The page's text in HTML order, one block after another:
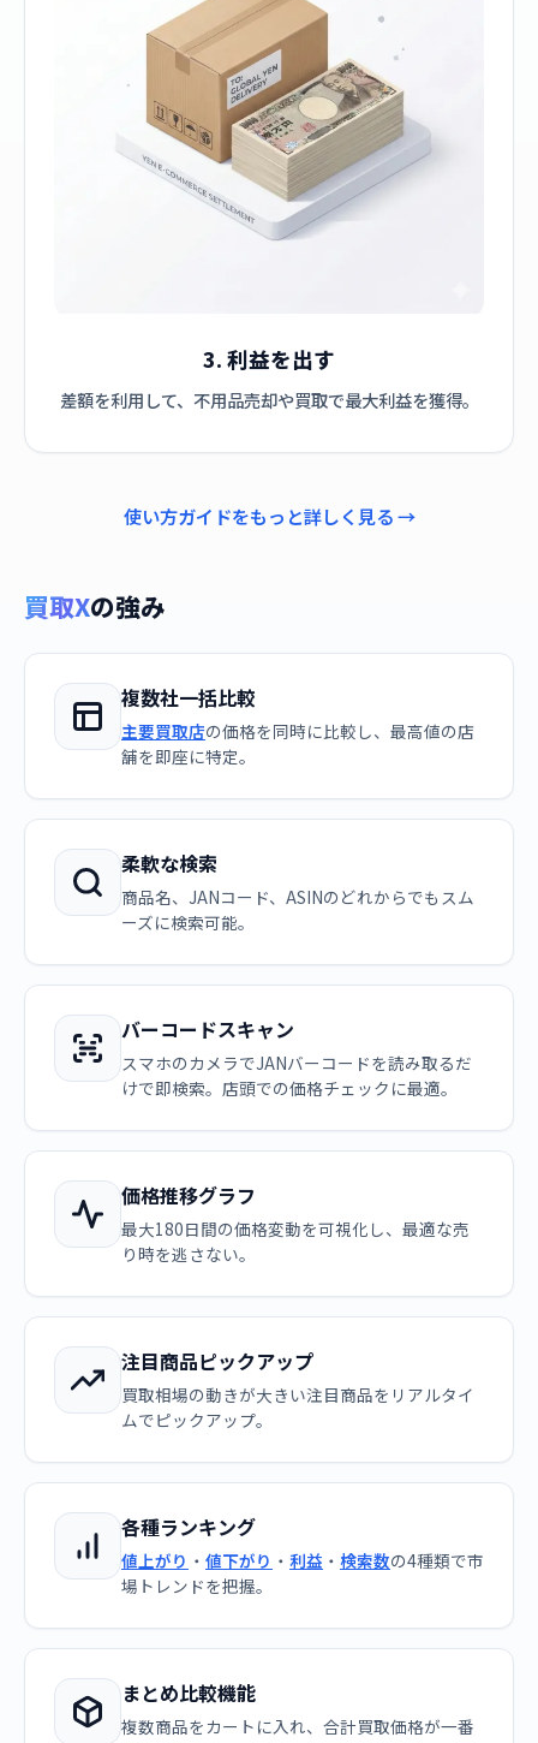
3. 利益を出す
差額を利用して、不用品売却や買取で最大利益を獲得。
使い方ガイドをもっと詳しく見る →
買取Xの強み
複数社一括比較
主要買取店の価格を同時に比較し、最高値の店
舗を即座に特定。
柔軟な検索
商品名、JANコード、ASINのどれからでもスム
ーズに検索可能。
バーコードスキャン
スマホのカメラでJANバーコードを読み取るだ
けで即検索。店頭での価格チェックに最適。
価格推移グラフ
最大180日間の価格変動を可視化し、最適な売
り時を逃さない。
注目商品ピックアップ
買取相場の動きが大きい注目商品をリアルタイ
ムでピックアップ。
各種ランキング
値上がり ・ 値下がり ・ 利益 ・ 検索数の4種類で市
場トレンドを把握。
まとめ比較機能
複数商品をカートに入れ、合計買取価格が一番